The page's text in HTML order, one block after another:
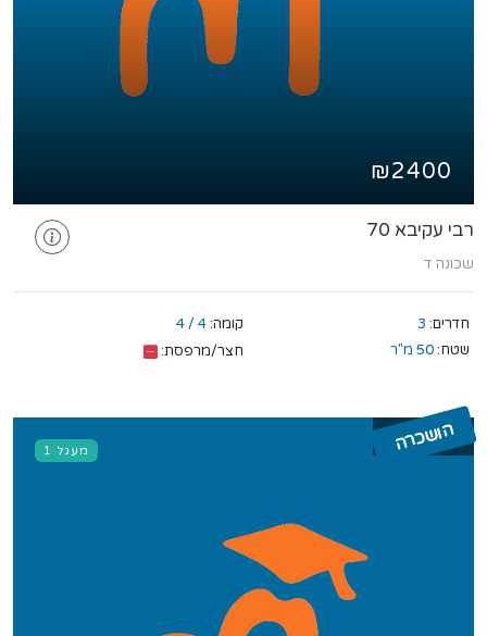
₪2400
רבי עקיבא 70
שכונה ד
חדרים: 3 קומה: 4 / 4
שטח: 50 מ"ר חצר/מרפסת:
מעגל 1 הושכרה